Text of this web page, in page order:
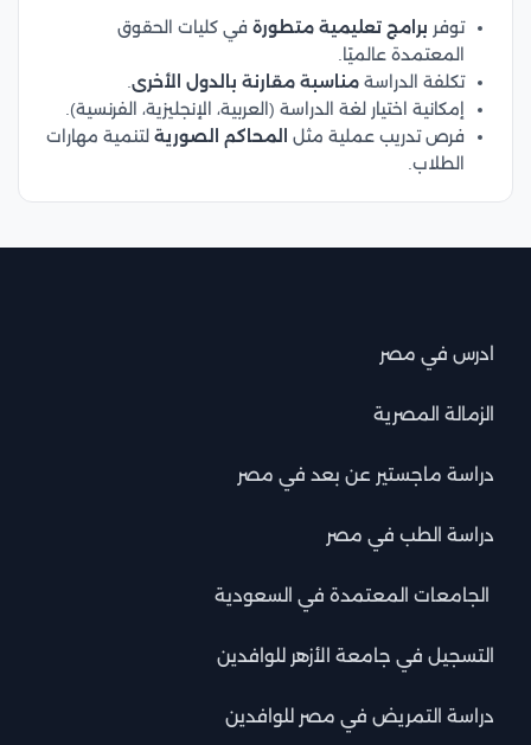
توفر برامج تعليمية متطورة في كليات الحقوق
المعتمدة عالميًا.
تكلفة الدراسة مناسبة مقارنة بالدول الأخرى
إمكانية اختيار لغة الدراسة (العربية، الإنجليزية، الفرنسية).
فرص تدريب عملية مثل
المحاكم الصورية لتنمية مهارات
الطلاب.
ادرس في مصر
الزمالة المصرية
دراسة ماجستير عن بعد في مصر
دراسة الطب في مصر
الجامعات المعتمدة في السعودية
التسجيل في جامعة الأزهر للوافدين
دراسة التمريض في مصر للوافدين